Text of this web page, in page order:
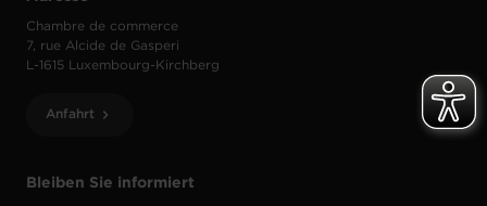
Bleiben Sie informiert
Chambre de commerce
7, rue Alcide de Gasperi
L-1615 Luxembourg-Kirchberg
Anfahrt